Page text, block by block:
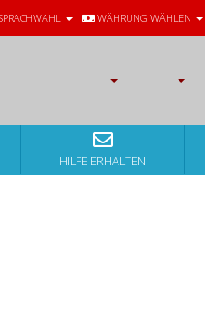
WÄHRUNG WÄHLEN
HILFE ERHALTEN